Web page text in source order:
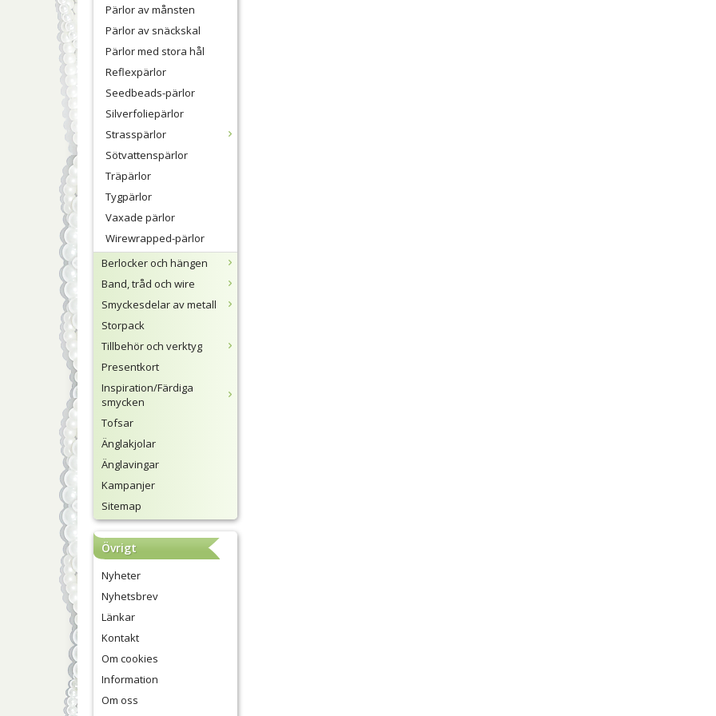
Pärlor av månsten
Pärlor av snäckskal
Pärlor med stora hål
Reflexpärlor
Seedbeads-pärlor
Silverfoliepärlor
Strasspärlor
Sötvattenspärlor
Träpärlor
Tygpärlor
Vaxade pärlor
Wirewrapped-pärlor
Berlocker och hängen
Band, tråd och wire
Smyckesdelar av metall
Storpack
Tillbehör och verktyg
Presentkort
Inspiration/Färdiga
smycken
Tofsar
Änglakjolar
Änglavingar
Kampanjer
Sitemap
Övrigt
Nyheter
Nyhetsbrev
Länkar
Kontakt
Om cookies
Information
Om oss